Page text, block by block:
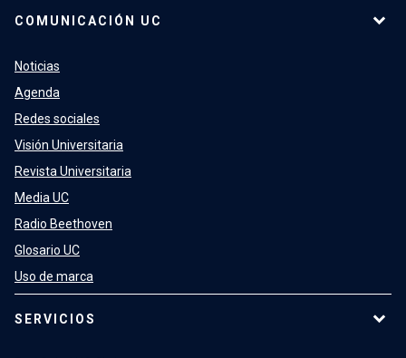
COMUNICACIÓN UC
Noticias
Agenda
Redes sociales
Visión Universitaria
Revista Universitaria
Media UC
Radio Beethoven
Glosario UC
Uso de marca
SERVICIOS